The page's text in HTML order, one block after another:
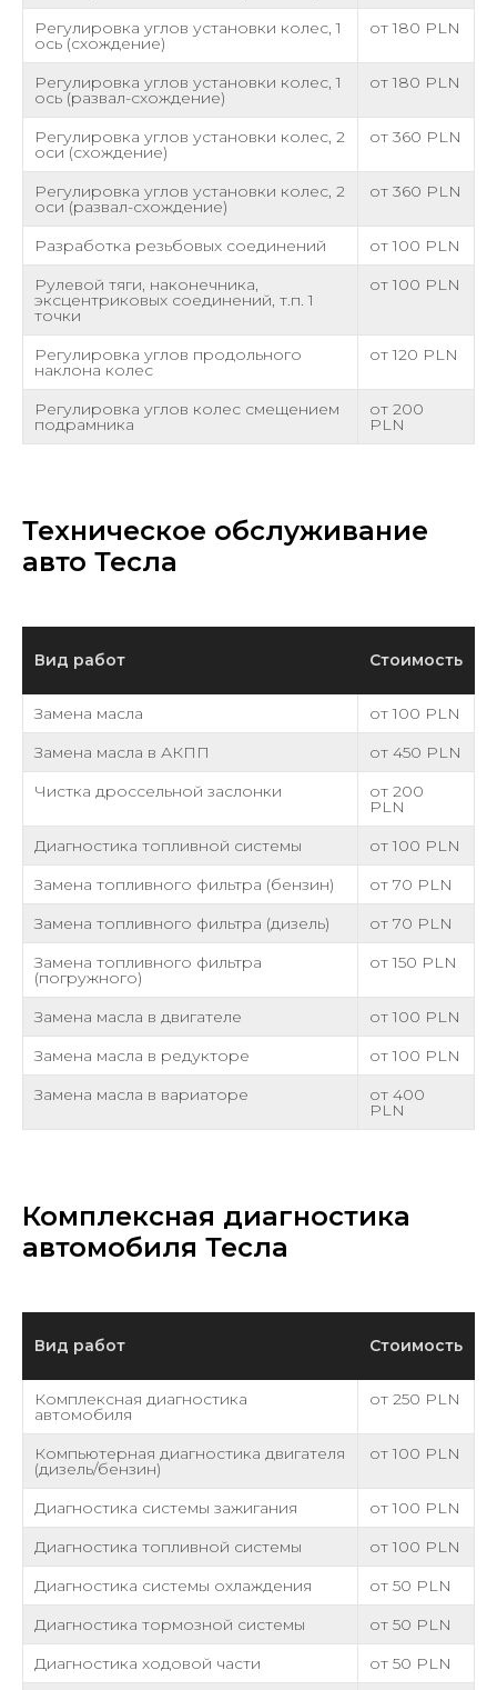
Регулировка углов установки колес, 1
ось (схождение)
от 180 PLN
Регулировка углов установки колес, 1
ось (развал-схождение)
от 180 PLN
Регулировка углов установки колес, 2
оси (схождение)
от 360 PLN
Регулировка углов установки колес, 2
оси (развал-схождение)
от 360 PLN
Разработка резьбовых соединений
от 100 PLN
Рулевой тяги, наконечника,
эксцентриковых соединений, т.п. 1
точки
от 100 PLN
Регулировка углов продольного
наклона колес
от 120 PLN
Регулировка углов колес смещением
подрамника
от 200
PLN
Техническое обслуживание
авто Тесла
Вид работ Стоимость
Замена масла
от 100 PLN
Замена масла в АКПП
от 450 PLN
Чистка дроссельной заслонки
от 200
PLN
Диагностика топливной системы
от 100 PLN
Замена топливного фильтра (бензин)
от 70 PLN
Замена топливного фильтра (дизель)
от 70 PLN
Замена топливного фильтра
(погружного)
от 150 PLN
Замена масла в двигателе
от 100 PLN
Замена масла в редукторе
от 100 PLN
Замена масла в вариаторе
от 400
PLN
Комплексная диагностика
автомобиля Тесла
Вид работ Стоимость
Комплексная диагностика
автомобиля
от 250 PLN
Компьютерная диагностика двигателя
(дизель/бензин)
от 100 PLN
Диагностика системы зажигания
от 100 PLN
Диагностика топливной системы
от 100 PLN
Диагностика системы охлаждения
от 50 PLN
Диагностика тормозной системы
от 50 PLN
Диагностика ходовой части
от 50 PLN